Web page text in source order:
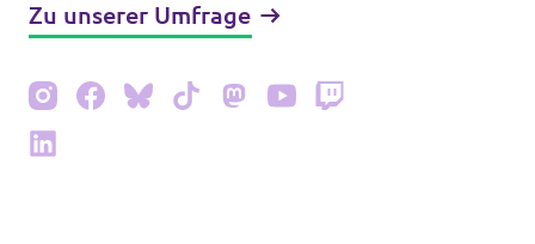
Jobs bei Volt Deutschland
Zu unserer Umfrage